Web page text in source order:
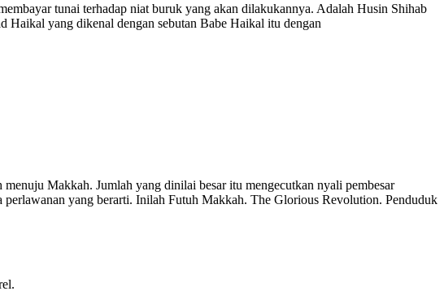
tunai terhadap niat buruk yang akan dilakukannya. Adalah Husin Shihab
Haikal yang dikenal dengan sebutan Babe Haikal itu dengan
Makkah. Jumlah yang dinilai besar itu mengecutkan nyali pembesar
yang berarti. Inilah Futuh Makkah. The Glorious Revolution. Penduduk